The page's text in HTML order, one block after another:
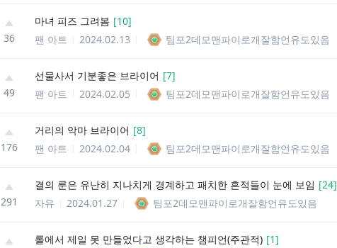
36
마녀 피즈 그려봄 [10]
팬 아트
2024.02.13 팀포2데모맨파이로개잘함언유도있음
49
선물사서 기분좋은 브라이어 [7]
팬 아트
2024.02.05 팀포2데모맨파이로개잘함언유도있음
176
거리의 악마 브라이어 [8]
팬 아트
2024.02.04 팀포2데모맨파이로개잘함언유도있음
291
결의 룬은 유난히 지나치게 경계하고 패치한 흔적들이 눈에 보임 [24]
자유
2024.01.27 팀포2데모맨파이로개잘함언유도있음
롤에서 제일 못 만들었다고 생각하는 챔피언(주관적) [1]